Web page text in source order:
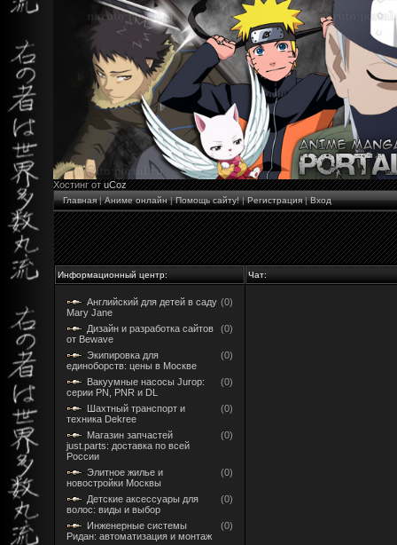
Хостинг отuCoz
Главная|Аниме онлайн|Помощь сайту!|Регистрация|Вход
Информационный центр: Чат:
Английский для детей в саду
Mary Jane
(0)
Дизайн и разработка сайтов
от Bewave
(0)
Экипировка для
единоборств: цены в Москве
(0)
Вакуумные насосы Jurop:
серии PN, PNR и DL
(0)
Шахтный транспорт и
техника Dekree
(0)
Магазин запчастей
just.parts: доставка по всей
России
(0)
Элитное жилье и
новостройки Москвы
(0)
Детские аксессуары для
волос: виды и выбор
(0)
Инженерные системы
Ридан: автоматизация и монтаж
(0)